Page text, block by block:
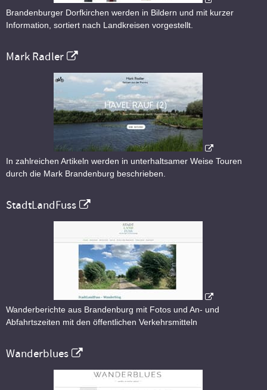
Brandenburger Dorfkirchen werden in Bildern und mit kurzer
Information, sortiert nach Landkreisen vorgestellt.
Mark Radler
In zahlreichen Artikeln werden in unterhaltsamer Weise Touren
durch die Mark Brandenburg beschrieben.
StadtLandFuss
Wanderberichte aus Brandenburg mit Fotos und An- und
Abfahrtszeiten mit den öffentlichen Verkehrsmitteln
Wanderblues